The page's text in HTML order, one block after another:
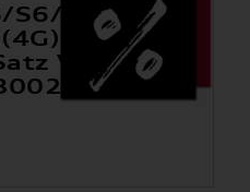
S6/RS6/A6
Vorne +
+